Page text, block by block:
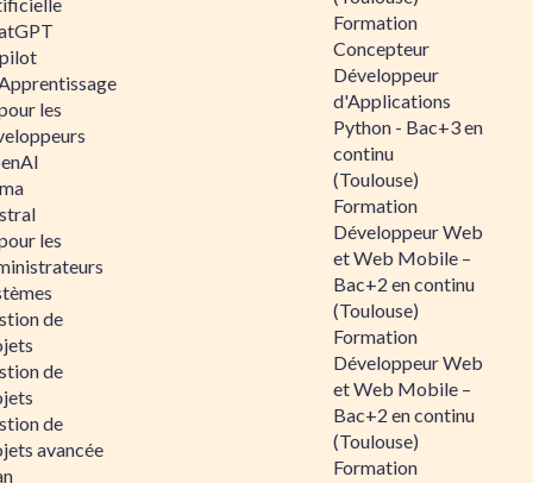
les
les
de
de
de
avancée
Formation
Concepteur
Développeur
d'Applications
Python - Bac+3 en
continu
(Toulouse)
Formation
Développeur Web
et Web Mobile –
Bac+2 en continu
(Toulouse)
Formation
Développeur Web
et Web Mobile –
Bac+2 en continu
(Toulouse)
Formation